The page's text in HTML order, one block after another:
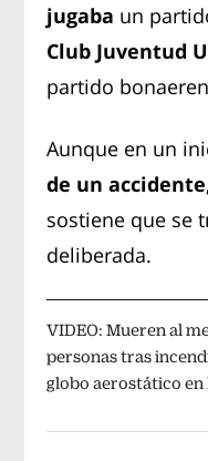
jugaba un
Club Juventud
partido
Aunque en un
de un
sostiene que se
deliberada.
VIDEO: Mueren al
personas tras
globo aerostático en